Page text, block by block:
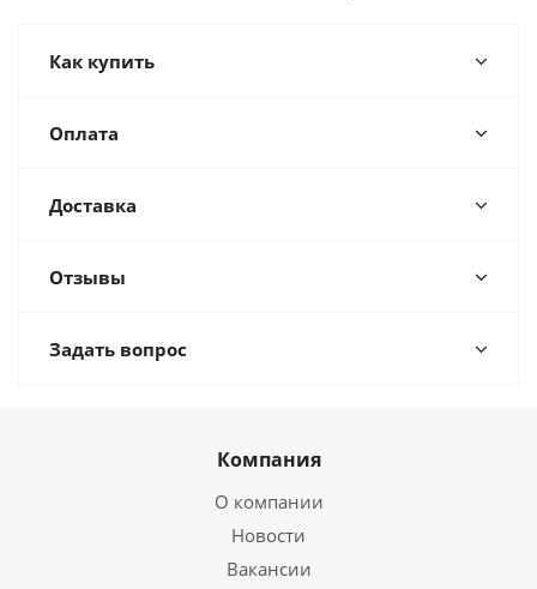
Как купить
Оплата
Доставка
Отзывы
Задать вопрос
Компания
О компании
Новости
Вакансии